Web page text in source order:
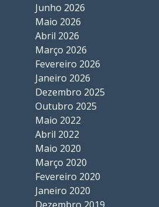
Junho 2026
Maio 2026
Abril 2026
Março 2026
Fevereiro 2026
Janeiro 2026
Dezembro 2025
Outubro 2025
Maio 2022
Abril 2022
Maio 2020
Março 2020
Fevereiro 2020
Janeiro 2020